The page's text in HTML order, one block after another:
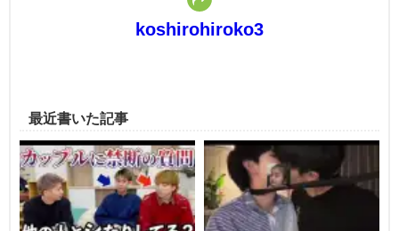
koshirohiroko3
最近書いた記事